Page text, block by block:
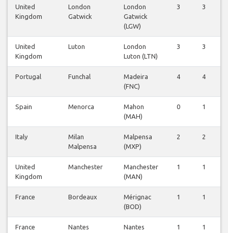
United
Kingdom
London
Gatwick
London
Gatwick
(LGW)
3 3
United
Kingdom
Luton
London
Luton (LTN)
3 3
Portugal Funchal
Madeira
(FNC)
4 4
Spain Menorca
Mahon
(MAH)
0 1
Italy
Milan
Malpensa
Malpensa
(MXP)
2 2
United
Kingdom
Manchester
Manchester
(MAN)
1 1
France Bordeaux
Mérignac
(BOD)
1 1
France Nantes Nantes 1 1